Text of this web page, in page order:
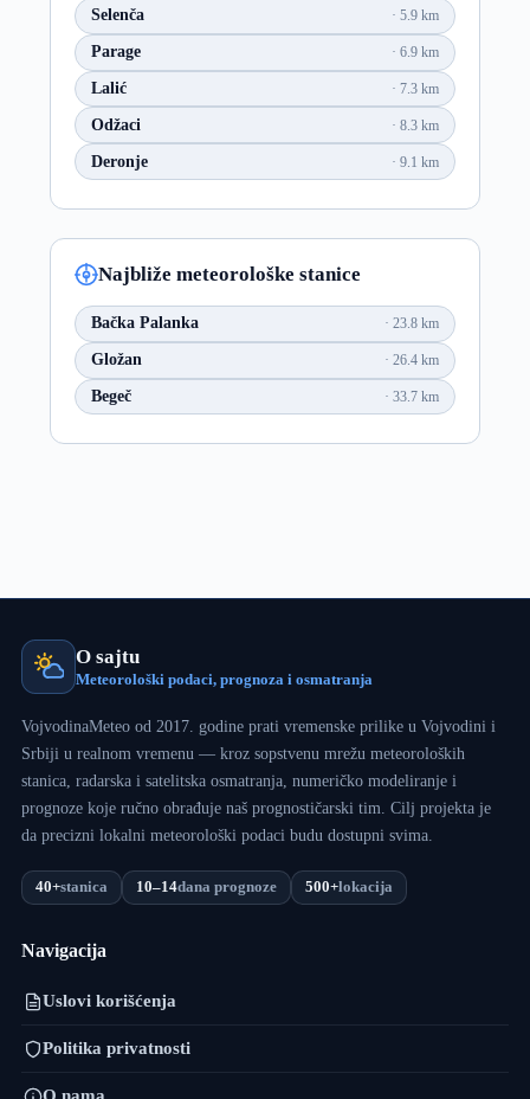
Selenča 5.9 km
Parage 6.9 km
Lalić 7.3 km
Odžaci 8.3 km
Deronje 9.1 km
Najbliže meteorološke stanice
Bačka Palanka 23.8 km
Gložan 26.4 km
Begeč 33.7 km
O sajtu
Meteorološki podaci, prognoza i osmatranja
VojvodinaMeteo od 2017. godine prati vremenske prilike u Vojvodini i
Srbiji u realnom vremenu — kroz sopstvenu mrežu meteoroloških
stanica, radarska i satelitska osmatranja, numeričko modeliranje i
prognoze koje ručno obrađuje naš prognostičarski tim. Cilj projekta je
da precizni lokalni meteorološki podaci budu dostupni svima.
40+stanica 10–14dana prognoze 500+lokacija
Navigacija
Uslovi korišćenja
Politika privatnosti